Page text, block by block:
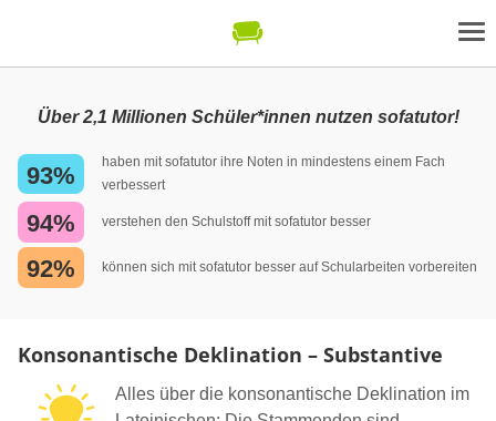
Über 2,1 Millionen Schüler*innen nutzen sofatutor!
93%
haben mit sofatutor ihre Noten in mindestens einem Fach
verbessert
94% verstehen den Schulstoff mit sofatutor besser
92% können sich mit sofatutor besser auf Schularbeiten vorbereiten
Konsonantische Deklination – Substantive
Alles über die konsonantische Deklination im